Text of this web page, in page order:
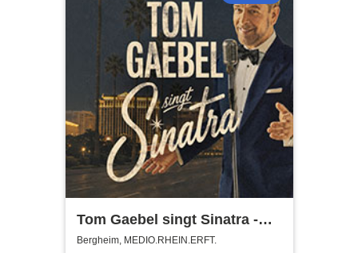
Tom Gaebel singt Sinatra -
Tour 2027
Bergheim, MEDIO.RHEIN.ERFT.